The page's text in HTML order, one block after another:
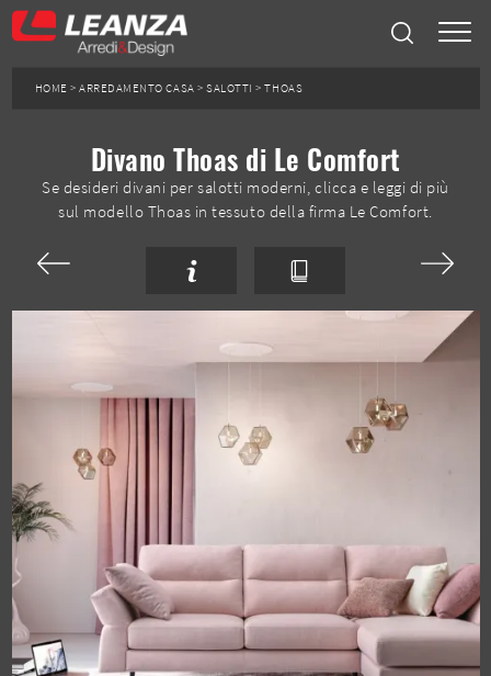
HOME >ARREDAMENTO CASA >SALOTTI >THOAS
Divano Thoas di Le Comfort
Se desideri divani per salotti moderni, clicca e leggi di più
sul modello Thoas in tessuto della firma Le Comfort.